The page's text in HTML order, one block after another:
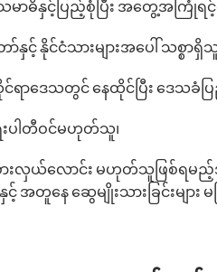
သမာဓိနှင့်ပြည့်စုံပြီး အတွေ့အကြုံရ
နှင့် နိုင်ငံသားများအပေါ် သစ္စာရှိသူ
ရာဒေသတွင် နေထိုင်ပြီး ဒေသခံပ
းပါတီဝင်မဟုတ်သူ၊
းလှယ်လောင်း မဟုတ်သူဖြစ်ရမည့်
အတူနေ ဆွေမျိုးသားခြင်းများ မ